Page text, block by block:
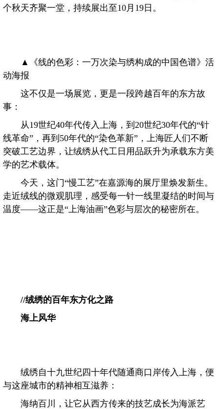
个秋天齐聚一堂，持续展出至10月19日。
▲《线的色彩：一万次染与绣构成的中国色谱》活
动海报
这不仅是一场展览，更是一段跨越百年的东方故
事：
从19世纪40年代传入上海，到20世纪30年代的“针
线革命”，再到50年代的“染色革新”，上海匠人们不断
突破工艺边界，让绒绣从代工日用品跃升为承载东方美
学的艺术载体。
今天，这门“慢工艺”在嘉源海的展厅里焕发新生。
走近绒线的微观肌理，感受每一针一线里凝结的时间与
温度——这正是“上海油画”色彩与层次的秘密所在。
//绒绣的百年东方化之路
海上风华
绒绣自十九世纪四十年代随通商口岸传入上海，便
与这座城市的精神相互滋养：
海纳百川，让它从西方传来的技艺成长为海派艺